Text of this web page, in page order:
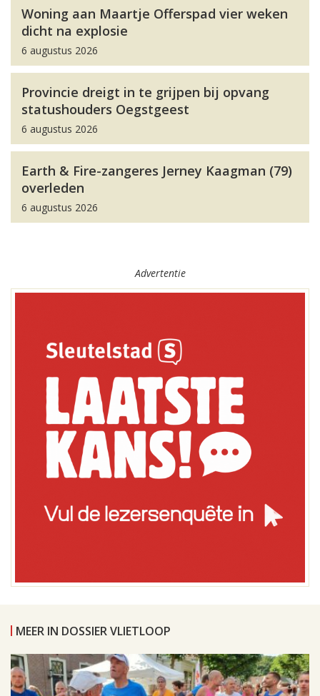
Woning aan Maartje Offerspad vier weken
dicht na explosie
6 augustus 2026
Provincie dreigt in te grijpen bij opvang
statushouders Oegstgeest
6 augustus 2026
Earth & Fire-zangeres Jerney Kaagman (79)
overleden
6 augustus 2026
Advertentie
MEER IN DOSSIER VLIETLOOP